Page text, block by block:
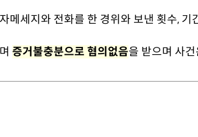
메세지와 전화를 한 경위와 보낸 횟수, 기
증거불충분으로 혐의없음을 받으며 사